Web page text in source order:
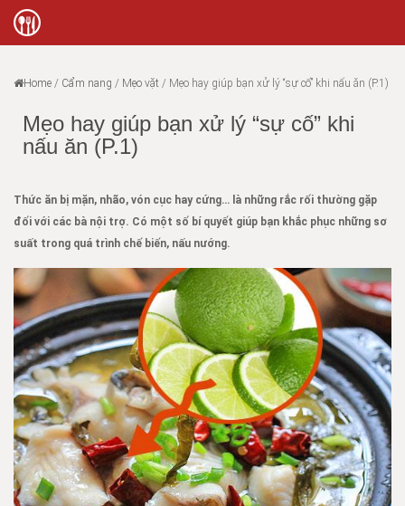
Home / Cẩm nang / Mẹo vặt / Mẹo hay giúp bạn xử lý “sự cố” khi nấu ăn (P.1)
Mẹo hay giúp bạn xử lý “sự cố” khi
nấu ăn (P.1)
Thức ăn bị mặn, nhão, vón cục hay cứng… là những rắc rối thường gặp
đối với các bà nội trợ. Có một số bí quyết giúp bạn khắc phục những sơ
suất trong quá trình chế biến, nấu nướng.